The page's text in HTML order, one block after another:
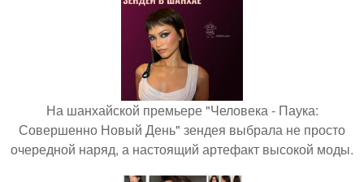
На шанхайской премьере "Человека - Паука:
Совершенно Новый День" зендея выбрала не просто
очередной наряд, а настоящий артефакт высокой моды.